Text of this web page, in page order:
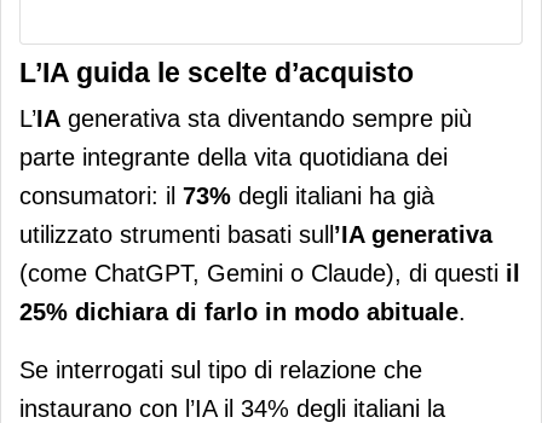
L’IA guida le scelte d’acquisto
L’IA generativa sta diventando sempre più
parte integrante della vita quotidiana dei
consumatori: il 73% degli italiani ha già
utilizzato strumenti basati sull’IA generativa
(come ChatGPT, Gemini o Claude), di questi il
25% dichiara di farlo in modo abituale.
Se interrogati sul tipo di relazione che
instaurano con l’IA il 34% degli italiani la